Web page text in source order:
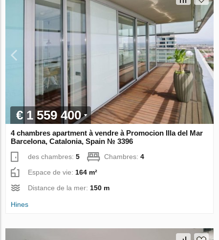
€ 1 559 400
4 chambres apartment à vendre à Promocion Illa del Mar
Barcelona, Catalonia, Spain № 3396
des chambres:5 Chambres:4
Espace de vie: 164 m²
Distance de la mer: 150 m
Hines